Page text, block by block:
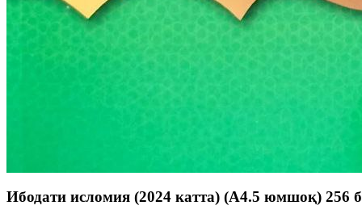
Ибодати исломия (2024 катта) (А4.5 юмшоқ) 256